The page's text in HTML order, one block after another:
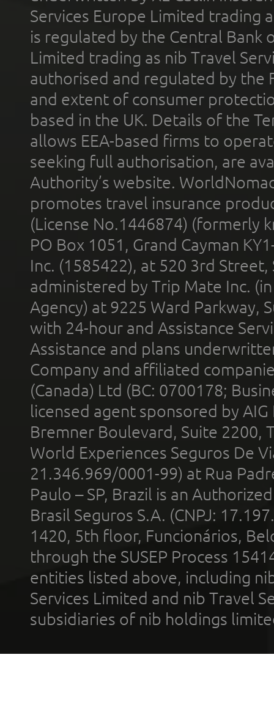
Services Europe Limited trading
is regulated by the Central Bank
Limited trading as nib Travel
authorised and regulated by the
and extent of consumer
based in the UK. Details of the
allows EEA-based firms to
seeking full authorisation, are
Authority’s website.
promotes travel insurance
(License No.1446874) (formerly
PO Box 1051, Grand Cayman
Inc. (1585422), at 520 3rd
administered by Trip Mate Inc.
Agency) at 9225 Ward Parkway,
with 24-hour and Assistance
Assistance and plans
Company and affiliated
(Canada) Ltd (BC: 0700178;
licensed agent sponsored by
Bremner Boulevard, Suite 2200,
World Experiences Seguros De
21.346.969/0001-99) at Rua
Paulo – SP, Brazil is an
Brasil Seguros S.A. (CNPJ:
1420, 5th floor, Funcionários,
through the SUSEP Process
entities listed above, including
Services Limited and nib Travel
subsidiaries of nib holdings